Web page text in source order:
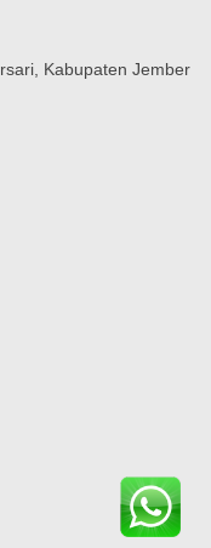
Kabupaten Jember